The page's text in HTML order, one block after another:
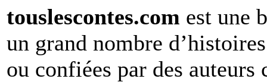
touslescontes.com est une
un grand nombre
ou confiées par des